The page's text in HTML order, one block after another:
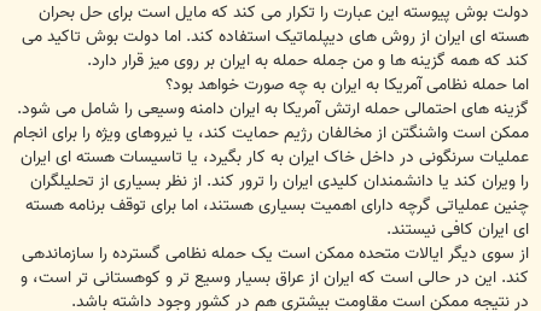
دولت بوش پیوسته این عبارت را تکرار می کند که مایل است برای حل بحران
هسته ای ایران از روش های دیپلماتیک استفاده کند. اما دولت بوش تاکید می
کند که همه گزینه ها و من جمله حمله به ایران بر روی میز قرار دارد.
اما حمله نظامی آمریکا به ایران به چه صورت خواهد بود؟
گزینه های احتمالی حمله ارتش آمریکا به ایران دامنه وسیعی را شامل می شود.
ممکن است واشنگتن از مخالفان رژیم حمایت کند، یا نیروهای ویژه را برای انجام
عملیات سرنگونی در داخل خاک ایران به کار بگیرد، یا تاسیسات هسته ای ایران
را ویران کند یا دانشمندان کلیدی ایران را ترور کند. از نظر بسیاری از تحلیلگران
چنین عملیاتی گرچه دارای اهمیت بسیاری هستند، اما برای توقف برنامه هسته
ای ایران کافی نیستند.
از سوی دیگر ایالات متحده ممکن است یک حمله نظامی گسترده را سازماندهی
کند. این در حالی است که ایران از عراق بسیار وسیع تر و کوهستانی تر است، و
در نتیجه ممکن است مقاومت بیشتری هم در کشور وجود داشته باشد.